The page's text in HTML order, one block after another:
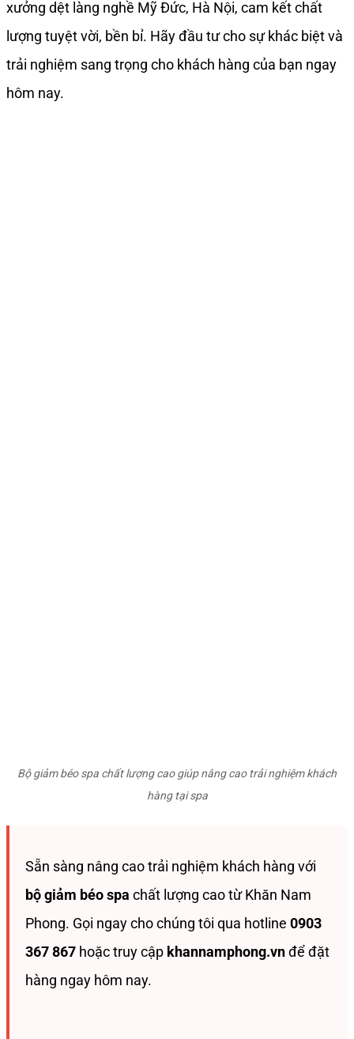
xưởng dệt làng nghề Mỹ Đức, Hà Nội, cam kết chất
lượng tuyệt vời, bền bỉ. Hãy đầu tư cho sự khác biệt và
trải nghiệm sang trọng cho khách hàng của bạn ngay
hôm nay.
Bộ giảm béo spa chất lượng cao giúp nâng cao trải nghiệm khách
hàng tại spa
Sẵn sàng nâng cao trải nghiệm khách hàng với
bộ giảm béo spa chất lượng cao từ Khăn Nam
Phong. Gọi ngay cho chúng tôi qua hotline 0903
367 867 hoặc truy cập khannamphong.vnđể đặt
hàng ngay hôm nay.